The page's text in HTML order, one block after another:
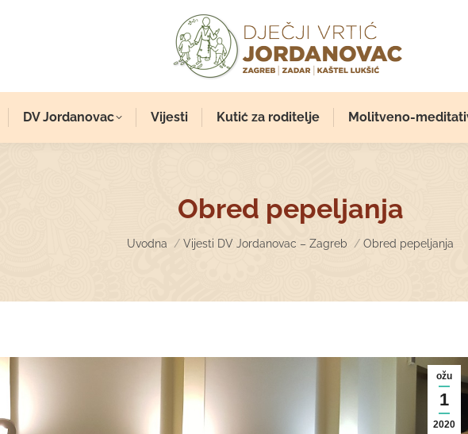
DV Jordanovac Vijesti Kutić za roditelje Molitveno-
Obred pepeljanja
You are here:
Uvodna Vijesti DV Jordanovac – Zagreb Obred pepeljanja
ožu
1
2020